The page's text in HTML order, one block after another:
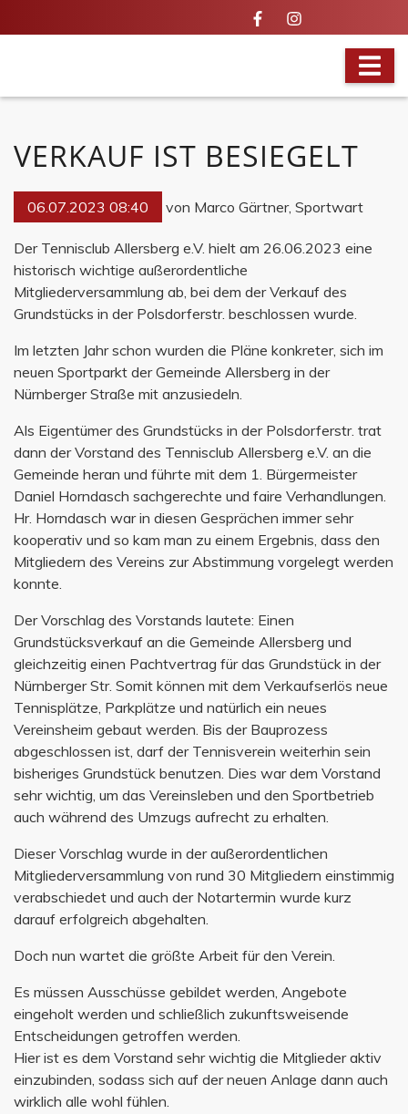
VERKAUF IST BESIEGELT
06.07.2023 08:40 von Marco Gärtner, Sportwart
Der Tennisclub Allersberg e.V. hielt am 26.06.2023 eine
historisch wichtige außerordentliche
Mitgliederversammlung ab, bei dem der Verkauf des
Grundstücks in der Polsdorferstr. beschlossen wurde.
Im letzten Jahr schon wurden die Pläne konkreter, sich im
neuen Sportparkt der Gemeinde Allersberg in der
Nürnberger Straße mit anzusiedeln.
Als Eigentümer des Grundstücks in der Polsdorferstr. trat
dann der Vorstand des Tennisclub Allersberg e.V. an die
Gemeinde heran und führte mit dem 1. Bürgermeister
Daniel Horndasch sachgerechte und faire Verhandlungen.
Hr. Horndasch war in diesen Gesprächen immer sehr
kooperativ und so kam man zu einem Ergebnis, dass den
Mitgliedern des Vereins zur Abstimmung vorgelegt werden
konnte.
Der Vorschlag des Vorstands lautete: Einen
Grundstücksverkauf an die Gemeinde Allersberg und
gleichzeitig einen Pachtvertrag für das Grundstück in der
Nürnberger Str. Somit können mit dem Verkaufserlös neue
Tennisplätze, Parkplätze und natürlich ein neues
Vereinsheim gebaut werden. Bis der Bauprozess
abgeschlossen ist, darf der Tennisverein weiterhin sein
bisheriges Grundstück benutzen. Dies war dem Vorstand
sehr wichtig, um das Vereinsleben und den Sportbetrieb
auch während des Umzugs aufrecht zu erhalten.
Dieser Vorschlag wurde in der außerordentlichen
Mitgliederversammlung von rund 30 Mitgliedern einstimmig
verabschiedet und auch der Notartermin wurde kurz
darauf erfolgreich abgehalten.
Doch nun wartet die größte Arbeit für den Verein.
Es müssen Ausschüsse gebildet werden, Angebote
eingeholt werden und schließlich zukunftsweisende
Entscheidungen getroffen werden.
Hier ist es dem Vorstand sehr wichtig die Mitglieder aktiv
einzubinden, sodass sich auf der neuen Anlage dann auch
wirklich alle wohl fühlen.